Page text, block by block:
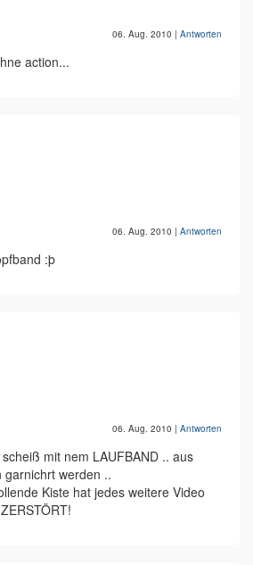
06. Aug. 2010 | Antworten
action...
06. Aug. 2010 | Antworten
:þ
06. Aug. 2010 | Antworten
mit nem LAUFBAND .. aus
garnichrt werden ..
Kiste hat jedes weitere Video